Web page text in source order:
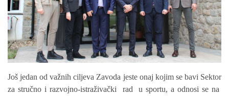
Još jedan od važnih ciljeva Zavoda jeste onaj kojim se bavi Sektor
za stručno i razvojno-istraživački rad u sportu, a odnosi se na